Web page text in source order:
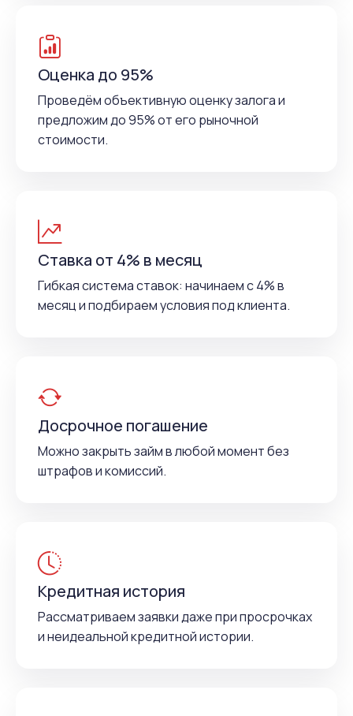
Оценка до 95%
Проведём объективную оценку залога и
предложим до 95% от его рыночной
стоимости.
Ставка от 4% в месяц
Гибкая система ставок: начинаем с 4% в
месяц и подбираем условия под клиента.
Досрочное погашение
Можно закрыть займ в любой момент без
штрафов и комиссий.
Кредитная история
Рассматриваем заявки даже при просрочках
и неидеальной кредитной истории.